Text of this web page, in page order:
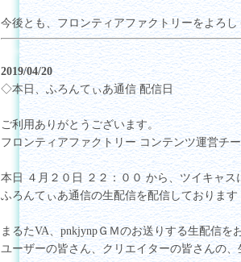
今後とも、フロンティアファクトリーをよろ
2019/04/20
◇本日、ふろんてぃあ通信 配信日
ご利用ありがとうございます。
フロンティアファクトリー コンテンツ運営チ
本日 ４月２０日 ２２：００ から、ツイキャス
ふろんてぃあ通信の生配信を配信しております
まるたVA、pnkjynpＧＭのお送りする生配信を
ユーザーの皆さん、クリエイターの皆さんの